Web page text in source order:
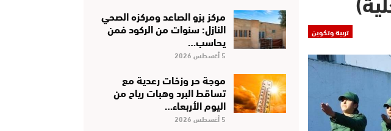
تربية وتكوين
مركز بزو الصاعد ومركزه الصحي
النازل: سنوات من الركود فمن
يحاسب…
5 أغسطس 2026
موجة حر وزخات رعدية مع
تساقط البرد وهبات رياح من
اليوم الأربعاء…
5 أغسطس 2026